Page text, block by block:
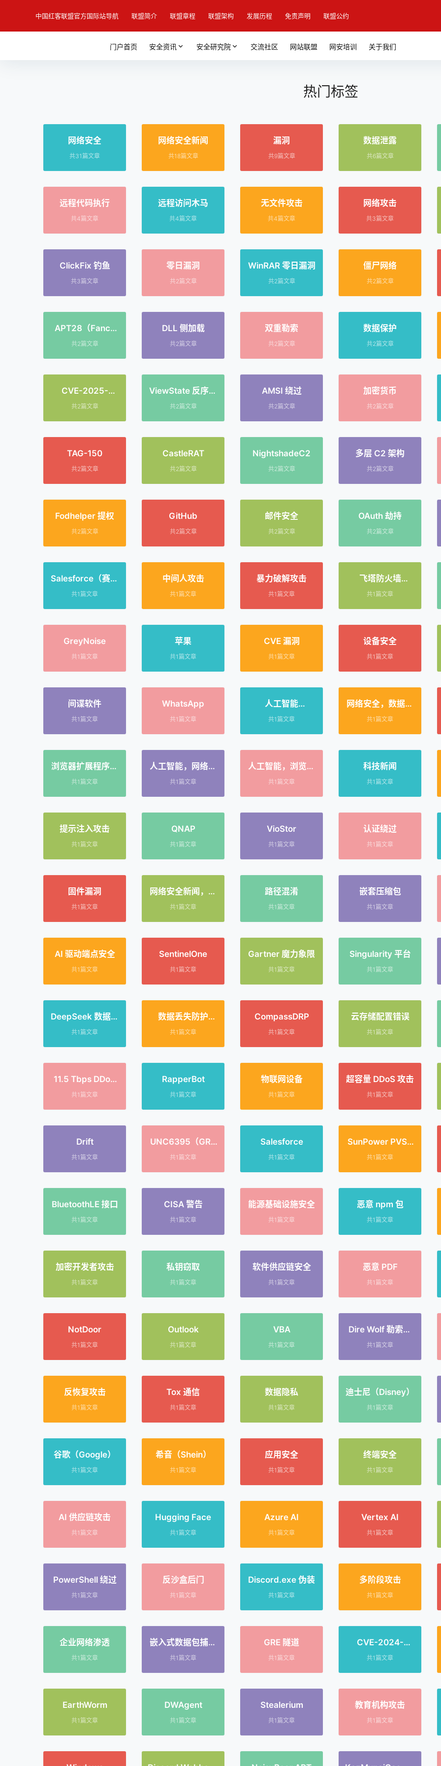
中国红客联盟官方国际站导航 联盟简介 联盟章程 联盟架构 发展历程 免责声明 联盟公约
门户首页 安全资讯 安全研究院 交流社区 网站联盟 网安培训 关于我们
热门标签
网络安全
共31篇文章
网络安全新闻
共18篇文章
漏洞
共9篇文章
数据泄露
共6篇文章
远程代码执行
共4篇文章
远程访问木马
共4篇文章
无文件攻击
共4篇文章
网络攻击
共3篇文章
ClickFix 钓鱼
共3篇文章
零日漏洞
共2篇文章
WinRAR 零日漏洞
共2篇文章
僵尸网络
共2篇文章
APT28（Fancy
Bear）
共2篇文章
DLL 侧加载
共2篇文章
双重勒索
共2篇文章
数据保护
共2篇文章
CVE-2025-
53690
共2篇文章
ViewState 反序列
化
共2篇文章
AMSI 绕过
共2篇文章
加密货币
共2篇文章
TAG-150
共2篇文章
CastleRAT
共2篇文章
NightshadeC2
共2篇文章
多层 C2 架构
共2篇文章
Fodhelper 提权
共2篇文章
GitHub
共2篇文章
邮件安全
共2篇文章
OAuth 劫持
共2篇文章
Salesforce（赛富
时）
共1篇文章
中间人攻击
共1篇文章
暴力破解攻击
共1篇文章
飞塔防火墙
（FortiGate）
共1篇文章
GreyNoise
共1篇文章
苹果
共1篇文章
CVE 漏洞
共1篇文章
设备安全
共1篇文章
间谍软件
共1篇文章
WhatsApp
共1篇文章
人工智能
ChatGPT 合规性
全 生成式 AI 网络
安全
共1篇文章
网络安全，数据泄
露，身份保护，多
Security，勒索软
件，威胁模拟
共1篇文章
浏览器扩展程序，
点击劫持，网络安
密码管理器，软件
安全，双因素认
证，漏洞
共1篇文章
人工智能，网络安
全，网络安全研讨
理，内部威胁，风
险管理，SailPoint
共1篇文章
人工智能，浏览器
安全，网络安全，
络诈骗，钓鱼攻
击，提示注入，社
会工程学
共1篇文章
科技新闻
共1篇文章
提示注入攻击
共1篇文章
QNAP
共1篇文章
VioStor
共1篇文章
认证绕过
共1篇文章
固件漏洞
共1篇文章
网络安全新闻，数
据泄露
共1篇文章
路径混淆
共1篇文章
嵌套压缩包
共1篇文章
AI 驱动端点安全
共1篇文章
SentinelOne
共1篇文章
Gartner 魔力象限
共1篇文章
Singularity 平台
共1篇文章
DeepSeek 数据泄
露
共1篇文章
数据丢失防护
（DLP）
共1篇文章
CompassDRP
共1篇文章
云存储配置错误
共1篇文章
11.5 Tbps DDoS
攻击
共1篇文章
RapperBot
共1篇文章
物联网设备
共1篇文章
超容量 DDoS 攻击
共1篇文章
Drift
共1篇文章
UNC6395（GRU
B1）
共1篇文章
Salesforce
共1篇文章
SunPower PVS6
漏洞
共1篇文章
BluetoothLE 接口
共1篇文章
CISA 警告
共1篇文章
能源基础设施安全
共1篇文章
恶意 npm 包
共1篇文章
加密开发者攻击
共1篇文章
私钥窃取
共1篇文章
软件供应链安全
共1篇文章
恶意 PDF
共1篇文章
NotDoor
共1篇文章
Outlook
共1篇文章
VBA
共1篇文章
Dire Wolf 勒索软
件
共1篇文章
反恢复攻击
共1篇文章
Tox 通信
共1篇文章
数据隐私
共1篇文章
迪士尼（Disney）
共1篇文章
谷歌（Google）
共1篇文章
希音（Shein）
共1篇文章
应用安全
共1篇文章
终端安全
共1篇文章
AI 供应链攻击
共1篇文章
Hugging Face
共1篇文章
Azure AI
共1篇文章
Vertex AI
共1篇文章
PowerShell 绕过
共1篇文章
反沙盒后门
共1篇文章
Discord.exe 伪装
共1篇文章
多阶段攻击
共1篇文章
企业网络渗透
共1篇文章
嵌入式数据包捕获
（EPC）
共1篇文章
GRE 隧道
共1篇文章
CVE-2024-
21887
共1篇文章
EarthWorm
共1篇文章
DWAgent
共1篇文章
Stealerium
共1篇文章
教育机构攻击
共1篇文章